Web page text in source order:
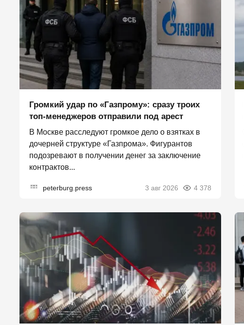
Громкий удар по «Газпрому»: сразу троих
топ-менеджеров отправили под арест
В Москве расследуют громкое дело о взятках в
дочерней структуре «Газпрома». Фигурантов
подозревают в получении денег за заключение
контрактов...
peterburg.press 3 авг 2026 4 378